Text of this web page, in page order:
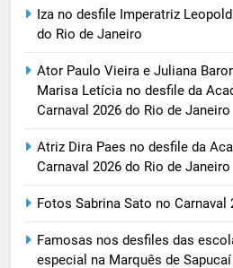
Iza no desfile Imperatriz
do Rio de Janeiro
Ator Paulo Vieira e Juliana
Marisa Letícia no desfile da
Carnaval 2026 do Rio de Janeiro
Atriz Dira Paes no desfile da
Carnaval 2026 do Rio de Janeiro
Fotos Sabrina Sato no Carnaval
Famosas nos desfiles das
especial na Marquês de